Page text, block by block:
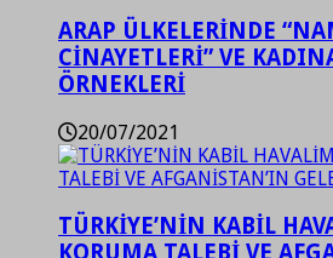
ARAP ÜLKELERİNDE
CİNAYETLERİ” VE
ÖRNEKLERİ
20/07/2021
TÜRKİYE’NİN KABİL
KORUMA TALEBİ VE